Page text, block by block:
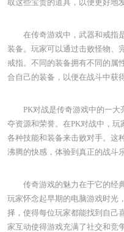
取这些宝贵的道具，以便更好地
在传奇游戏中，武器和戒指
装备。玩家可以通过击败怪物、
戒指。不同的装备拥有不同的属
合自己的装备，以便在战斗中获
PK对战是传奇游戏中的一
夺资源和荣誉。在PK对战中，
各种技能和装备来击败对手。这
沸腾的快感，体验到真正的战斗
传奇游戏的魅力在于它的经
玩家怀念起早期的电脑游戏时光
择，使得每位玩家都能找到自己
家互动使得游戏充满了社交和竞